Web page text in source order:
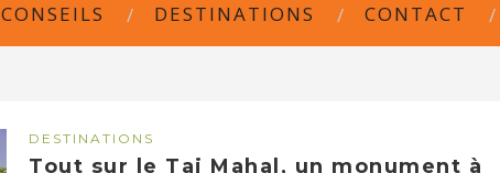
CONSEILS DESTINATIONS CONTACT
DESTINATIONS
Tout sur le Taj Mahal, un monument à